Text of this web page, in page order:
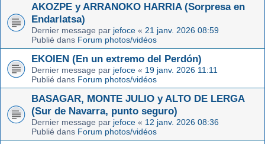
AKOZPE y ARRANOKO HARRIA (Sorpresa en
Endarlatsa)
Dernier message par jefoce « 21 janv. 2026 08:59
Publié dans Forum photos/vidéos
EKOIEN (En un extremo del Perdón)
Dernier message par jefoce « 19 janv. 2026 11:11
Publié dans Forum photos/vidéos
BASAGAR, MONTE JULIO y ALTO DE LERGA
(Sur de Navarra, punto seguro)
Dernier message par jefoce « 12 janv. 2026 08:36
Publié dans Forum photos/vidéos